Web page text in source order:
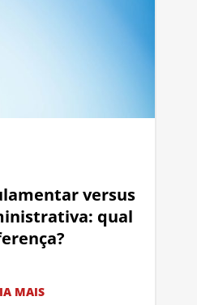
versus
qual
MAIS